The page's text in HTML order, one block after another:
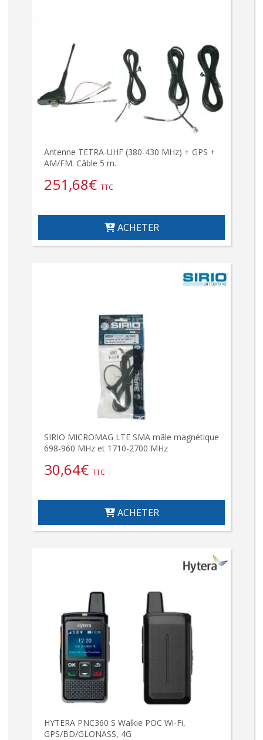
Antenne TETRA-UHF (380-430 MHz) + GPS +
AM/FM. Câble 5 m.
251,68€ TTC
ACHETER
SIRIO MICROMAG LTE SMA mâle magnétique
698-960 MHz et 1710-2700 MHz
30,64€ TTC
ACHETER
HYTERA PNC360 S Walkie POC Wi-Fi,
GPS/BD/GLONASS, 4G